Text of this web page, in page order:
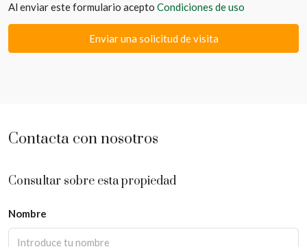
Al enviar este formulario acepto Condiciones de uso
Enviar una solicitud de visita
Contacta con nosotros
Consultar sobre esta propiedad
Nombre